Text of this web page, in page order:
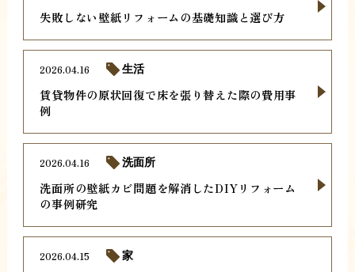
失敗しない壁紙リフォームの基礎知識と選び方
賃貸物件の原状回復で床を張り替えた際の費用事
例
2026.04.16 生活
洗面所の壁紙カビ問題を解消したDIYリフォーム
の事例研究
2026.04.16 洗面所
2026.04.15 家